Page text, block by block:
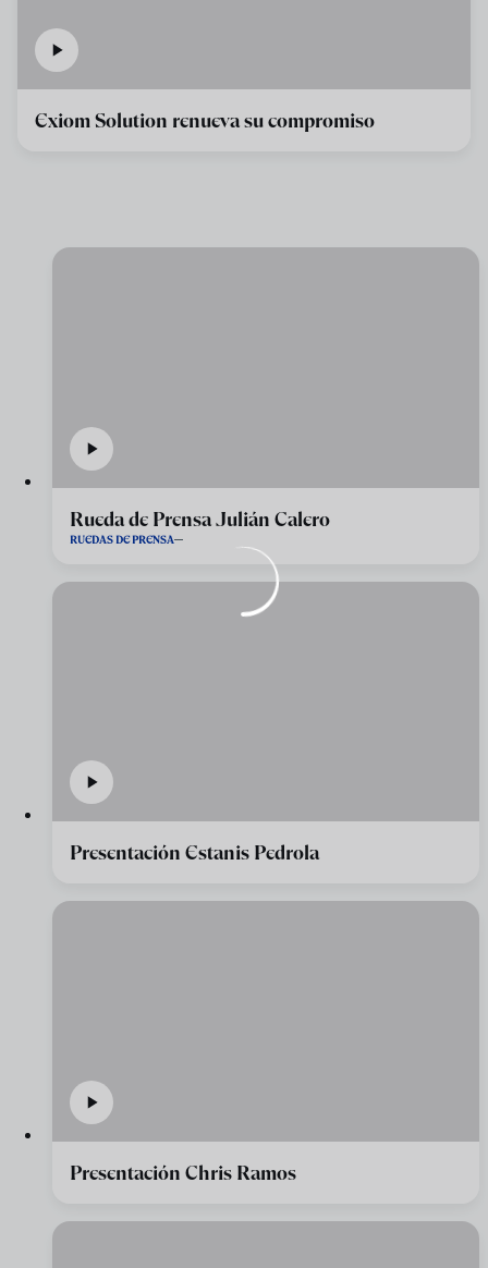
Exiom Solution renueva su compromiso
Rueda de Prensa Julián Calero
RUEDAS DE PRENSA
Presentación Estanis Pedrola
Presentación Chris Ramos